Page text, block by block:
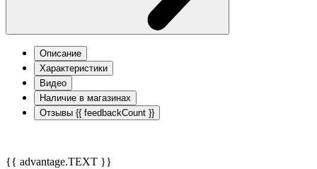
Описание
Характеристики
Видео
Наличие в магазинах
Отзывы {{ feedbackCount }}
{{ advantage.TEXT }}